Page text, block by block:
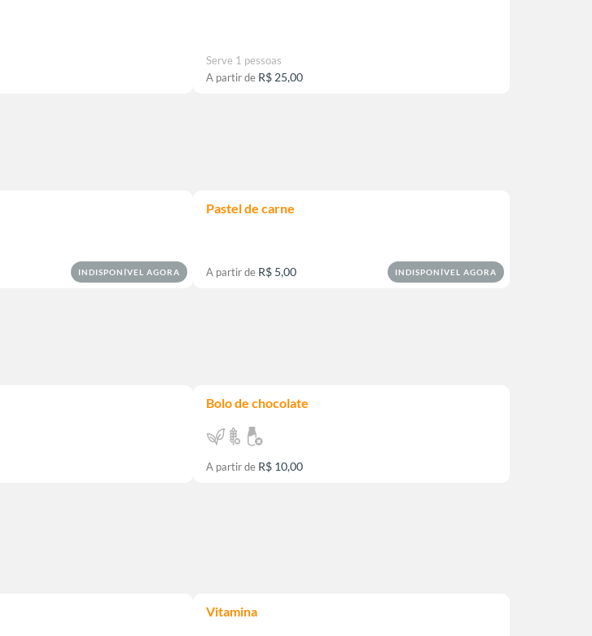
Serve 1 pessoas
A partir de R$ 25,00
INDISPONÍVEL AGORA
Pastel de carne
A partir de R$ 5,00 INDISPONÍVEL AGORA
Bolo de chocolate
A partir de R$ 10,00
Vitamina